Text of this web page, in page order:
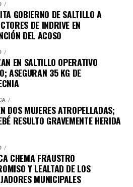
GOBIERNO DE SALTILLO A
DE INDRIVE EN
DEL ACOSO
EN SALTILLO OPERATIVO
ASEGURAN 35 KG DE
DOS MUJERES ATROPELLADAS;
RESULTO GRAVEMENTE HERIDA
CHEMA FRAUSTRO
Y LEALTAD DE LOS
MUNICIPALES